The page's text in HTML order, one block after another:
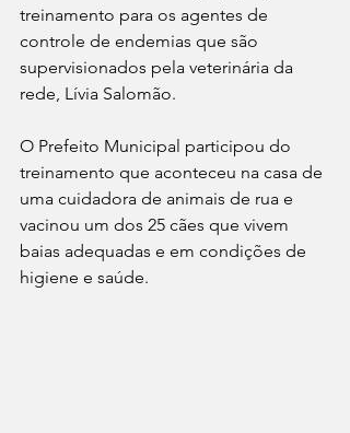
treinamento para os agentes de
controle de endemias que são
supervisionados pela veterinária da
rede, Lívia Salomão.
O Prefeito Municipal participou do
treinamento que aconteceu na casa de
uma cuidadora de animais de rua e
vacinou um dos 25 cães que vivem
baias adequadas e em condições de
higiene e saúde.